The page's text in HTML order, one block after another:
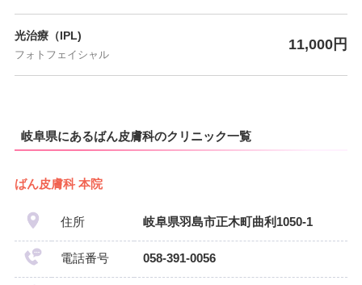
光治療（IPL)
フォトフェイシャル
11,000円
岐阜県にあるばん皮膚科のクリニック一覧
ばん皮膚科 本院
住所 岐阜県羽島市正木町曲利1050-1
電話番号 058-391-0056